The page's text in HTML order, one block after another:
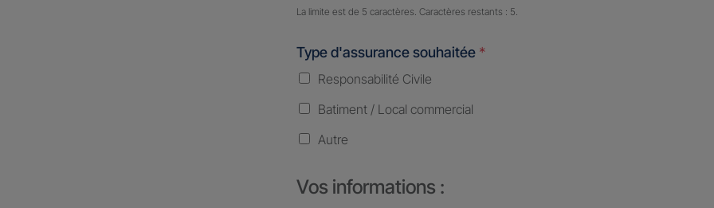
Nombre de caractères restants :
La limite est de 5 caractères. Caractères restants : 5.
Type d'assurance souhaitée *
Responsabilité Civile
Batiment / Local commercial
Autre
Vos informations :